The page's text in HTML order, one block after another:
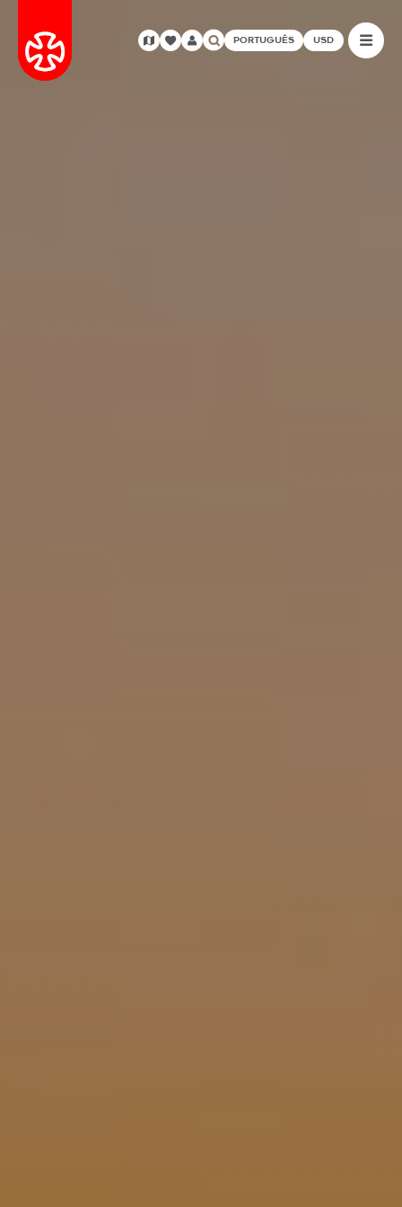
PORTUGUÊS USD